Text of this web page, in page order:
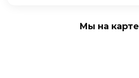
Мы на карте